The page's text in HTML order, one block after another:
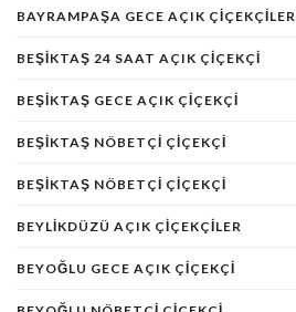
BAYRAMPAŞA GECE AÇIK ÇIÇEKÇILER
BEŞIKTAŞ 24 SAAT AÇIK ÇIÇEKÇI
BEŞIKTAŞ GECE AÇIK ÇIÇEKÇI
BEŞIKTAŞ NÖBETÇI ÇIÇEKÇI
BEŞIKTAŞ NÖBETÇI ÇIÇEKÇI
BEYLIKDÜZÜ AÇIK ÇIÇEKÇILER
BEYOĞLU GECE AÇIK ÇIÇEKÇI